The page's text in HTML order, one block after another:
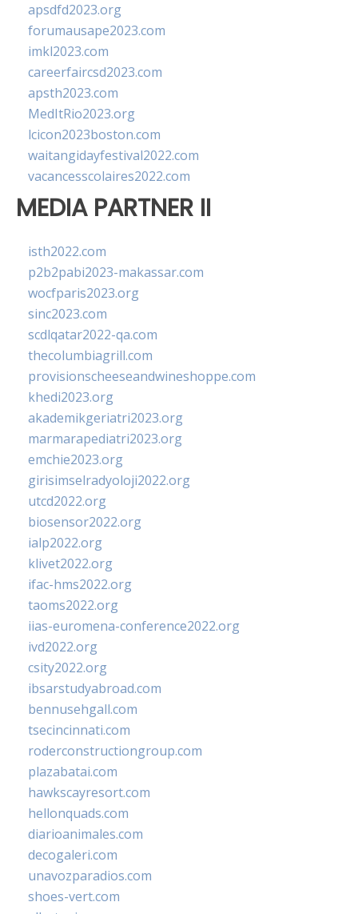
apsdfd2023.org
forumausape2023.com
imkl2023.com
careerfaircsd2023.com
apsth2023.com
MedItRio2023.org
lcicon2023boston.com
waitangidayfestival2022.com
vacancesscolaires2022.com
MEDIA PARTNER II
isth2022.com
p2b2pabi2023-makassar.com
wocfparis2023.org
sinc2023.com
scdlqatar2022-qa.com
thecolumbiagrill.com
provisionscheeseandwineshoppe.com
khedi2023.org
akademikgeriatri2023.org
marmarapediatri2023.org
emchie2023.org
girisimselradyoloji2022.org
utcd2022.org
biosensor2022.org
ialp2022.org
klivet2022.org
ifac-hms2022.org
taoms2022.org
iias-euromena-conference2022.org
ivd2022.org
csity2022.org
ibsarstudyabroad.com
bennusehgall.com
tsecincinnati.com
roderconstructiongroup.com
plazabatai.com
hawkscayresort.com
hellonquads.com
diarioanimales.com
decogaleri.com
unavozparadios.com
shoes-vert.com